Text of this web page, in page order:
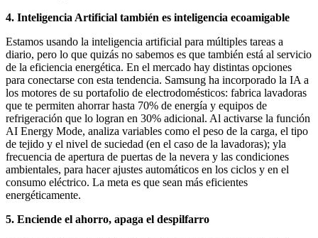
4. Inteligencia Artificial también es inteligencia ecoamigable
Estamos usando la inteligencia artificial para múltiples tareas a
diario, pero lo que quizás no sabemos es que también está al servicio
de la eficiencia energética. En el mercado hay distintas opciones
para conectarse con esta tendencia. Samsung ha incorporado la IA a
los motores de su portafolio de electrodomésticos: fabrica lavadoras
que te permiten ahorrar hasta 70% de energía y equipos de
refrigeración que lo logran en 30% adicional. Al activarse la función
AI Energy Mode, analiza variables como el peso de la carga, el tipo
de tejido y el nivel de suciedad (en el caso de la lavadoras); yla
frecuencia de apertura de puertas de la nevera y las condiciones
ambientales, para hacer ajustes automáticos en los ciclos y en el
consumo eléctrico. La meta es que sean más eficientes
energéticamente.
5. Enciende el ahorro, apaga el despilfarro